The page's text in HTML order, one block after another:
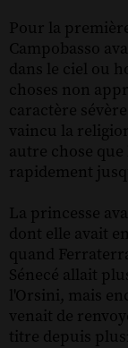
Pour la
Campobasso
dans le ciel ou
choses non
caractère
vaincu la
autre chose
rapidement
La princesse
dont elle avait
quand
Sénecé allait
l'Orsini, mais
venait de
titre depuis